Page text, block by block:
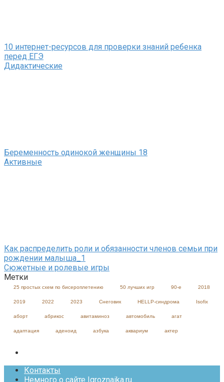
10 интернет-ресурсов для проверки знаний ребенка
перед ЕГЭ
Дидактические
Беременность одинокой женщины 18
Активные
Как распределить роли и обязанности членов семьи при
рождении малыша_1
Сюжетные и ролевые игры
Метки
25 простых схем по бисероплетению 50 лучших игр 90-е 2018
2019 2022 2023 Cнеговик HELLP-синдрома Isofix
аборт абрикос авитаминоз автомобиль агат
адаптация аденоид азбука аквариум актер
Контакты
Немного о сайте Igroznaika.ru